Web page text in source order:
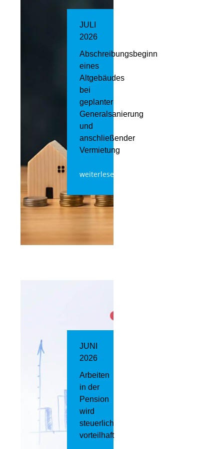
JULI
2026
Abschreibungsbeginn
eines
Altgebäudes
bei
geplanter
Generalsanierung
und
anschließender
Vermietung
weiterlesen
JUNI
2026
Arbeiten
in der
Pension
wird
steuerlich
vorteilhaft